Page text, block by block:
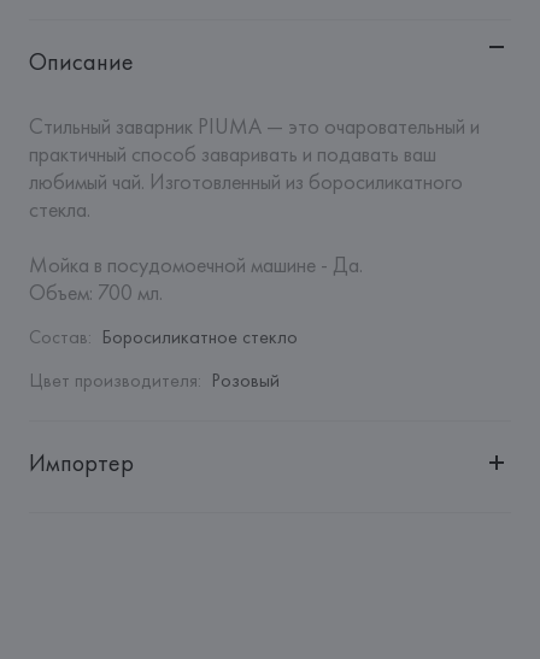
Описание
Стильный заварник PIUMA — это очаровательный и
практичный способ заваривать и подавать ваш
любимый чай. Изготовленный из боросиликатного
стекла.
Мойка в посудомоечной машине - Да.
Объем: 700 мл.
Состав: Боросиликатное стекло
Цвет производителя: Розовый
Импортер